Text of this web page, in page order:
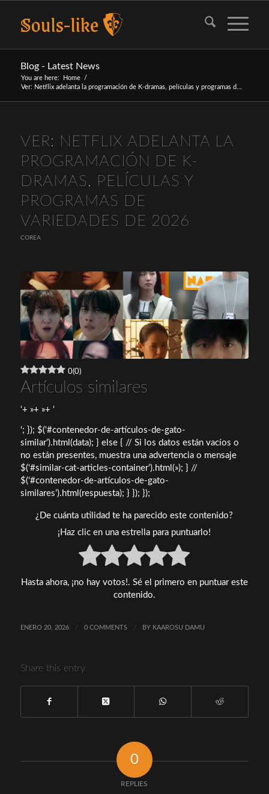
Blog - Latest News
You are here: Home
/
Ver: Netflix adelanta la programación de K-dramas, películas y programas d...
VER: NETFLIX ADELANTA LA
PROGRAMACIÓN DE K-
DRAMAS, PELÍCULAS Y
PROGRAMAS DE
VARIEDADES DE 2026
COREA
0(0)
Artículos similares
‘+ »+ »+ ‘
‘; }); $(‘#contenedor-de-artículos-de-gato-
similar’).html(data); } else { // Si los datos están vacíos o
no están presentes, muestra una advertencia o mensaje
$(‘#similar-cat-articles-container’).html(»); } //
$(‘#contenedor-de-artículos-de-gato-
similares’).html(respuesta); } }); });
¿De cuánta utilidad te ha parecido este contenido?
¡Haz clic en una estrella para puntuarlo!
Hasta ahora, ¡no hay votos!. Sé el primero en puntuar este
contenido.
ENERO 20, 2026 / 0 COMMENTS / BY KAAROSU DAMU
Share this entry
0
REPLIES